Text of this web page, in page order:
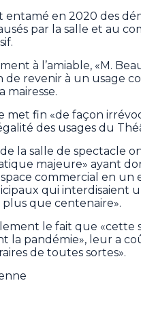
entamé en 2020 des
par la salle et au
à l’amiable, «M.
de revenir à un usage
mairesse.
met fin «de façon
des usages du
la salle de spectacle
majeure» ayant
commercial en un
qui interdisaient
plus que centenaire».
le fait que
la pandémie», leur a
de toutes sortes».